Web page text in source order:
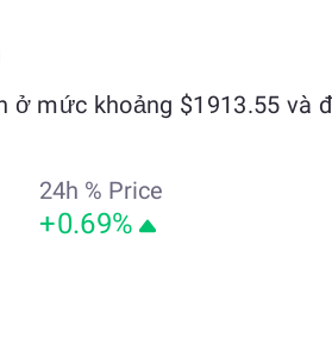
mức khoảng $1913.55 và
24h % Price
+0.69%